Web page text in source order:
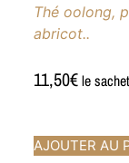
Thé oolong,
abricot..
11,50€le
AJOUTER AU